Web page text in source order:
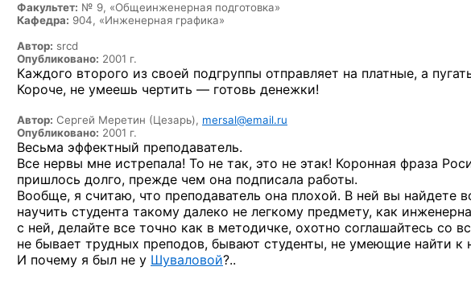
Факультет: № 9, «Общеинженерная подготовка»
Кафедра: 904, «Инженерная графика»
Автор: srcd
Опубликовано: 2001 г.
Каждого второго из своей подгруппы отправляет на платные, а
Короче, не умеешь чертить — готовь денежки!
Автор: Сергей Меретин (Цезарь), mersal@email.ru
Опубликовано: 2001 г.
Весьма эффектный преподаватель.
Все нервы мне истрепала! То не так, это не этак! Коронная фраза
пришлось долго, прежде чем она подписала работы.
Вообще, я считаю, что преподаватель она плохой. В ней вы найдете
научить студента такому далеко не легкому предмету, как
с ней, делайте все точно как в методичке, охотно соглашайтесь со
не бывает трудных преподов, бывают студенты, не умеющие найти к
И почему я был не у Шуваловой?..